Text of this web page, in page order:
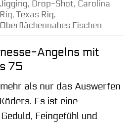
Jigging, Drop-Shot, Carolina
Rig, Texas Rig,
Oberflächennahes Fischen
Angelns mit
75
als nur das Auswerfen
Es ist eine
Feingefühl und